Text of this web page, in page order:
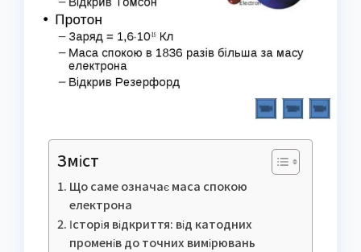
Зміст
Що саме означає маса спокою
електрона
Історія відкриття: від катодних
променів до точних вимірювань